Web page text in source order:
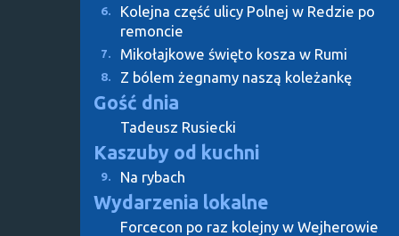
6.
Kolejna część ulicy Polnej w Redzie po
remoncie
7. Mikołajkowe święto kosza w Rumi
8. Z bólem żegnamy naszą koleżankę
Gość dnia
Tadeusz Rusiecki
Kaszuby od kuchni
9. Na rybach
Wydarzenia lokalne
Forcecon po raz kolejny w Wejherowie